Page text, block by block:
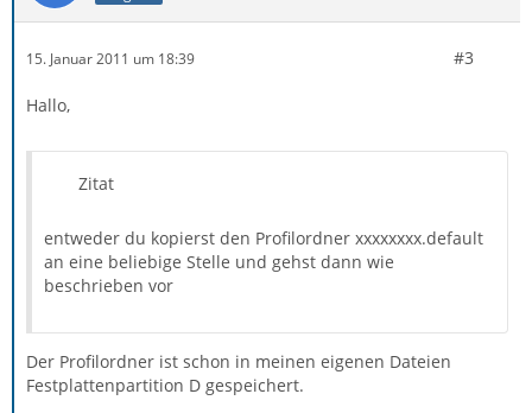
15. Januar 2011 um 18:39 #3
Hallo,
Zitat
entweder du kopierst den Profilordner xxxxxxxx.default
an eine beliebige Stelle und gehst dann wie
beschrieben vor
Der Profilordner ist schon in meinen eigenen Dateien
Festplattenpartition D gespeichert.